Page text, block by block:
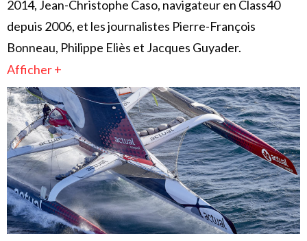
2014, Jean-Christophe Caso, navigateur en Class40
depuis 2006, et les journalistes Pierre-François
Bonneau, Philippe Eliès et Jacques Guyader.
Afficher +